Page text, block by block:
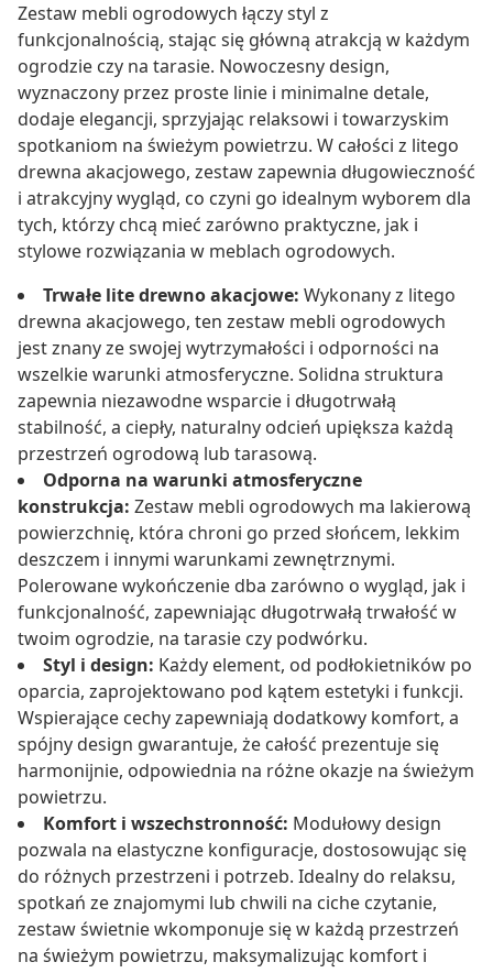
Zestaw mebli ogrodowych łączy styl z
funkcjonalnością, stając się główną atrakcją w każdym
ogrodzie czy na tarasie. Nowoczesny design,
wyznaczony przez proste linie i minimalne detale,
dodaje elegancji, sprzyjając relaksowi i towarzyskim
spotkaniom na świeżym powietrzu. W całości z litego
drewna akacjowego, zestaw zapewnia długowieczność
i atrakcyjny wygląd, co czyni go idealnym wyborem dla
tych, którzy chcą mieć zarówno praktyczne, jak i
stylowe rozwiązania w meblach ogrodowych.
Trwałe lite drewno akacjowe: Wykonany z litego
drewna akacjowego, ten zestaw mebli ogrodowych
jest znany ze swojej wytrzymałości i odporności na
wszelkie warunki atmosferyczne. Solidna struktura
zapewnia niezawodne wsparcie i długotrwałą
stabilność, a ciepły, naturalny odcień upiększa każdą
przestrzeń ogrodową lub tarasową.
Odporna na warunki atmosferyczne
konstrukcja: Zestaw mebli ogrodowych ma lakierową
powierzchnię, która chroni go przed słońcem, lekkim
deszczem i innymi warunkami zewnętrznymi.
Polerowane wykończenie dba zarówno o wygląd, jak i
funkcjonalność, zapewniając długotrwałą trwałość w
twoim ogrodzie, na tarasie czy podwórku.
Styl i design: Każdy element, od podłokietników po
oparcia, zaprojektowano pod kątem estetyki i funkcji.
Wspierające cechy zapewniają dodatkowy komfort, a
spójny design gwarantuje, że całość prezentuje się
harmonijnie, odpowiednia na różne okazje na świeżym
powietrzu.
Komfort i wszechstronność: Modułowy design
pozwala na elastyczne konfiguracje, dostosowując się
do różnych przestrzeni i potrzeb. Idealny do relaksu,
spotkań ze znajomymi lub chwili na ciche czytanie,
zestaw świetnie wkomponuje się w każdą przestrzeń
na świeżym powietrzu, maksymalizując komfort i